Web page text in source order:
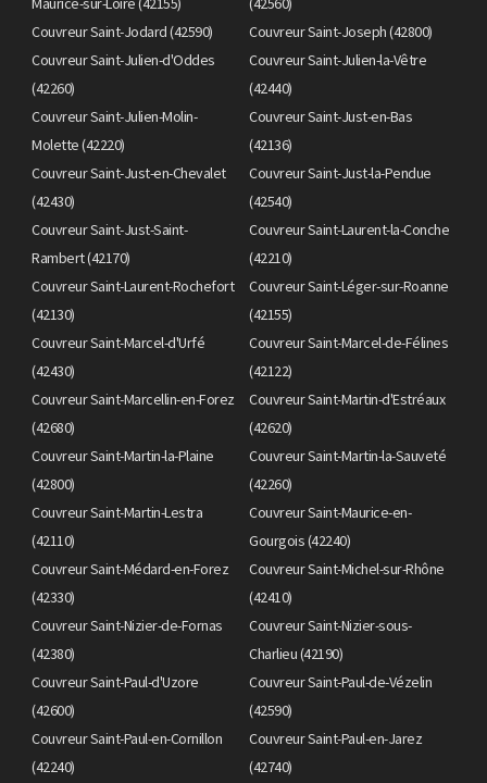
Couvreur Saint-Jodard (42590)
Couvreur Saint-Joseph (42800)
Couvreur Saint-Julien-d'Oddes
(42260)
Couvreur Saint-Julien-la-Vêtre
(42440)
Couvreur Saint-Julien-Molin-
Molette (42220)
Couvreur Saint-Just-en-Bas
(42136)
Couvreur Saint-Just-en-Chevalet
(42430)
Couvreur Saint-Just-la-Pendue
(42540)
Couvreur Saint-Just-Saint-
Rambert (42170)
Couvreur Saint-Laurent-la-Conche
(42210)
Couvreur Saint-Laurent-Rochefort
(42130)
Couvreur Saint-Léger-sur-Roanne
(42155)
Couvreur Saint-Marcel-d'Urfé
(42430)
Couvreur Saint-Marcel-de-Félines
(42122)
Couvreur Saint-Marcellin-en-Forez
(42680)
Couvreur Saint-Martin-d'Estréaux
(42620)
Couvreur Saint-Martin-la-Plaine
(42800)
Couvreur Saint-Martin-la-Sauveté
(42260)
Couvreur Saint-Martin-Lestra
(42110)
Couvreur Saint-Maurice-en-
Gourgois (42240)
Couvreur Saint-Médard-en-Forez
(42330)
Couvreur Saint-Michel-sur-Rhône
(42410)
Couvreur Saint-Nizier-de-Fornas
(42380)
Couvreur Saint-Nizier-sous-
Charlieu (42190)
Couvreur Saint-Paul-d'Uzore
(42600)
Couvreur Saint-Paul-de-Vézelin
(42590)
Couvreur Saint-Paul-en-Cornillon
(42240)
Couvreur Saint-Paul-en-Jarez
(42740)